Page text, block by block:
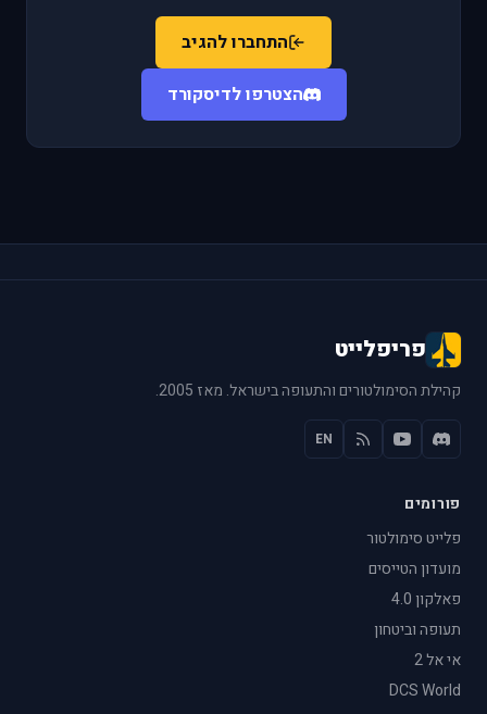
התחברו להגיב
הצטרפו לדיסקורד
פריפלייט
קהילת הסימולטורים והתעופה בישראל. מאז 2005.
EN
פורומים
פלייט סימולטור
מועדון הטייסים
פאלקון 4.0
תעופה וביטחון
אי אל 2
DCS World